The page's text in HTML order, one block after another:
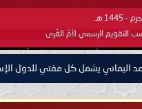
اليماني يشمل كل مفتي للدول